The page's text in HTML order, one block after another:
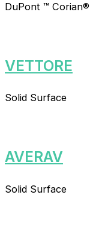
DuPont ™ Corian®
VETTORE
Solid Surface
AVERAV
Solid Surface